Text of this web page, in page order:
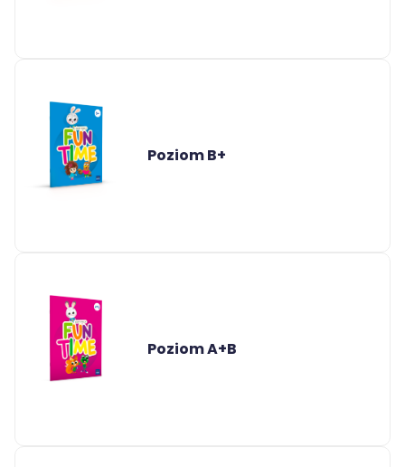
Poziom B+
Poziom A+B